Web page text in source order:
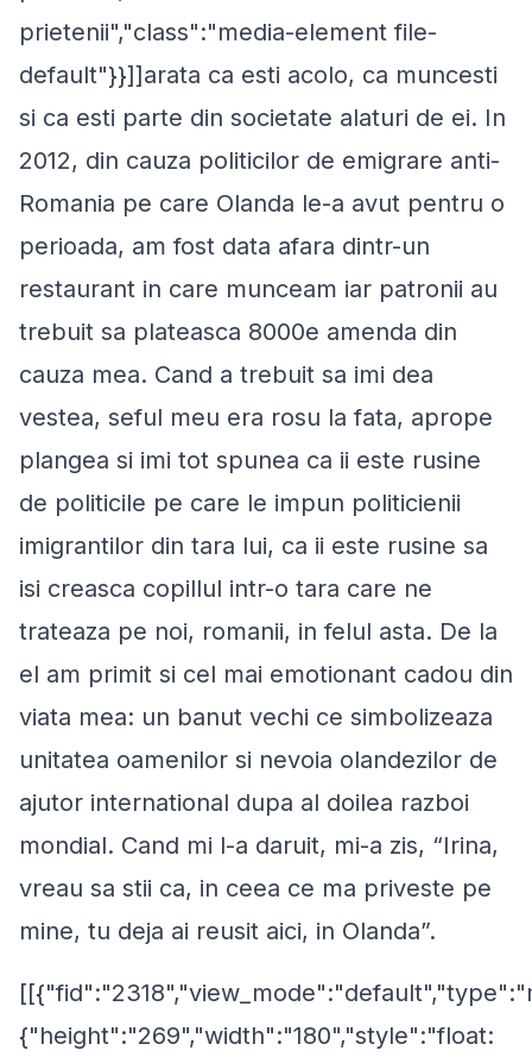
prietenii","class":"media-element file-
default"}}]]arata ca esti acolo, ca muncesti
si ca esti parte din societate alaturi de ei. In
2012, din cauza politicilor de emigrare anti-
Romania pe care Olanda le-a avut pentru o
perioada, am fost data afara dintr-un
restaurant in care munceam iar patronii au
trebuit sa plateasca 8000e amenda din
cauza mea. Cand a trebuit sa imi dea
vestea, seful meu era rosu la fata, aprope
plangea si imi tot spunea ca ii este rusine
de politicile pe care le impun politicienii
imigrantilor din tara lui, ca ii este rusine sa
isi creasca copillul intr-o tara care ne
trateaza pe noi, romanii, in felul asta. De la
el am primit si cel mai emotionant cadou din
viata mea: un banut vechi ce simbolizeaza
unitatea oamenilor si nevoia olandezilor de
ajutor international dupa al doilea razboi
mondial. Cand mi l-a daruit, mi-a zis, “Irina,
vreau sa stii ca, in ceea ce ma priveste pe
mine, tu deja ai reusit aici, in Olanda”.
{"height":"269","width":"180","style":"float: